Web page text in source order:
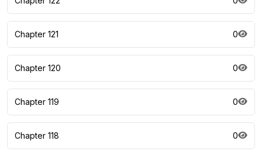
Chapter 121 0
Chapter 120 0
Chapter 119 0
Chapter 118 0